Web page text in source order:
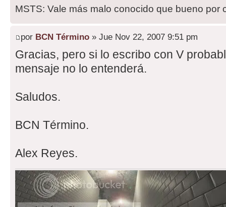
MSTS: Vale más malo conocido que bueno por
por BCN Término » Jue Nov 22, 2007 9:51 pm
Gracias, pero si lo escribo con V
mensaje no lo entenderá.
Saludos.
BCN Término.
Alex Reyes.